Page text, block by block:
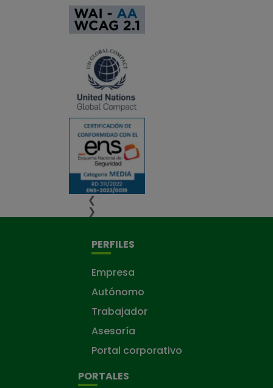
❮
❯
PERFILES
Empresa
Autónomo
Trabajador
Asesoría
Portal corporativo
PORTALES